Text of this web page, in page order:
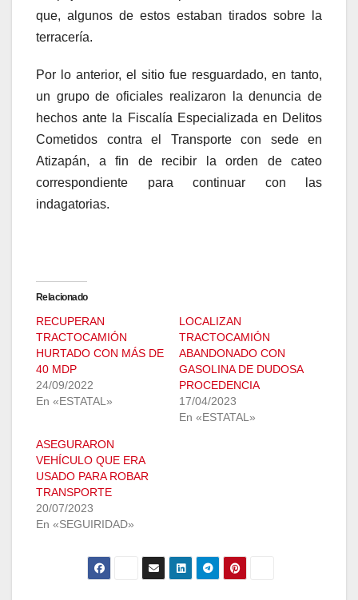
que, algunos de estos estaban tirados sobre la
terracería.
Por lo anterior, el sitio fue resguardado, en tanto,
un grupo de oficiales realizaron la denuncia de
hechos ante la Fiscalía Especializada en Delitos
Cometidos contra el Transporte con sede en
Atizapán, a fin de recibir la orden de cateo
correspondiente para continuar con las
indagatorias.
Relacionado
RECUPERAN
TRACTOCAMIÓN
HURTADO CON MÁS DE
40 MDP
24/09/2022
En «ESTATAL»
LOCALIZAN
TRACTOCAMIÓN
ABANDONADO CON
GASOLINA DE DUDOSA
PROCEDENCIA
17/04/2023
En «ESTATAL»
ASEGURARON
VEHÍCULO QUE ERA
USADO PARA ROBAR
TRANSPORTE
20/07/2023
En «SEGUIRIDAD»